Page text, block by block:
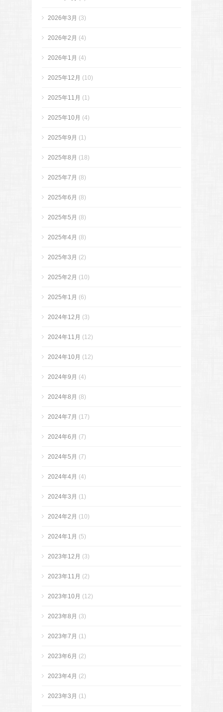
2026年3月 (3)
2026年2月 (4)
2026年1月 (4)
2025年12月 (10)
2025年11月 (1)
2025年10月 (4)
2025年9月 (1)
2025年8月 (18)
2025年7月 (8)
2025年6月 (8)
2025年5月 (8)
2025年4月 (8)
2025年3月 (2)
2025年2月 (10)
2025年1月 (6)
2024年12月 (3)
2024年11月 (12)
2024年10月 (12)
2024年9月 (4)
2024年8月 (8)
2024年7月 (17)
2024年6月 (7)
2024年5月 (7)
2024年4月 (4)
2024年3月 (1)
2024年2月 (10)
2024年1月 (5)
2023年12月 (3)
2023年11月 (2)
2023年10月 (12)
2023年8月 (3)
2023年7月 (1)
2023年6月 (2)
2023年4月 (2)
2023年3月 (1)